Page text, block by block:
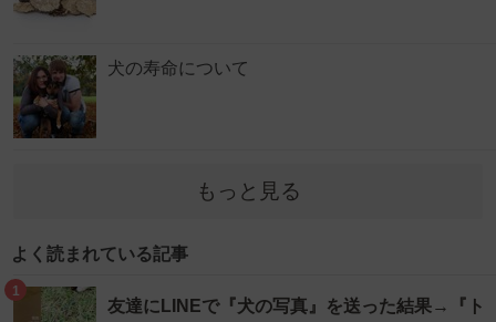
犬の寿命について
もっと見る
よく読まれている記事
1
友達にLINEで『犬の写真』を送った結果→『ト